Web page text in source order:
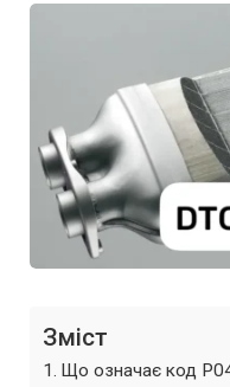
Зміст
Що означає код